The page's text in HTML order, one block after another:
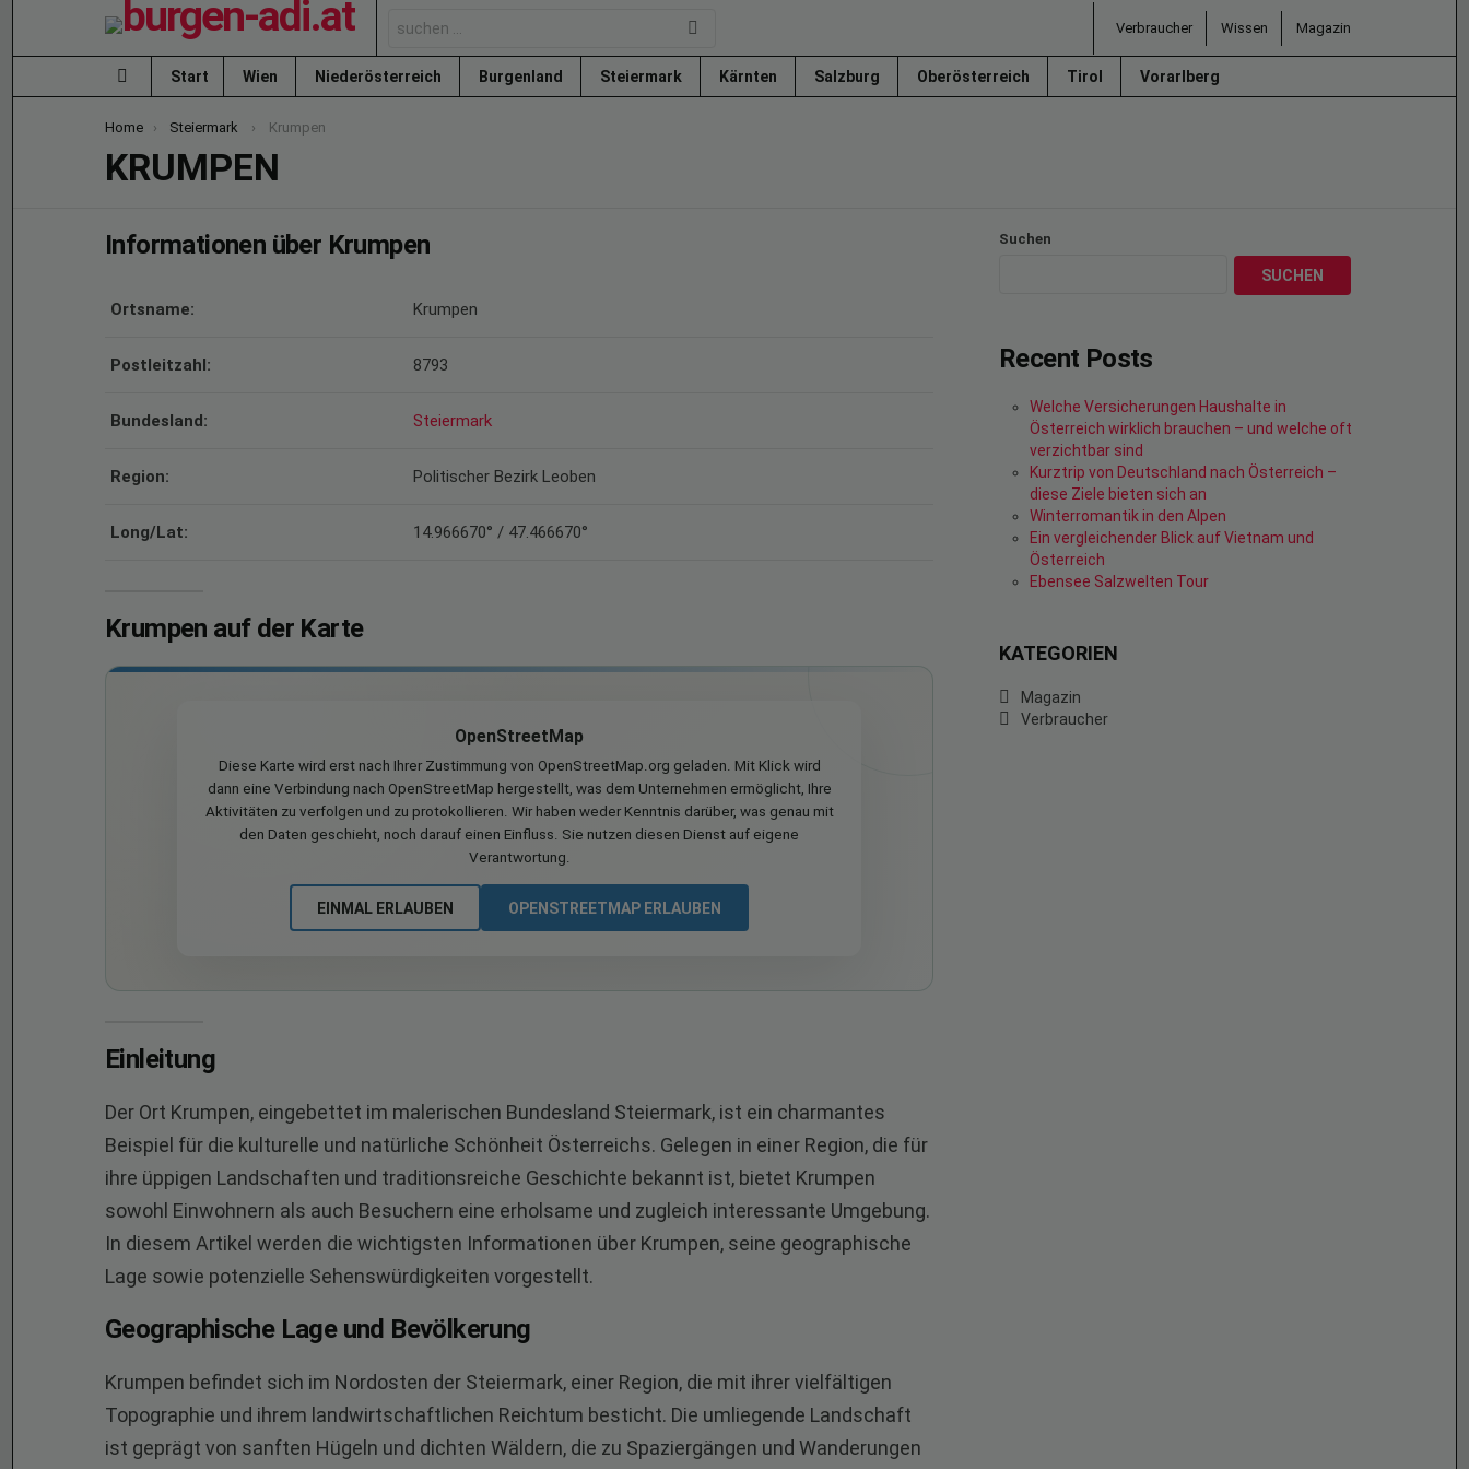
for:
Verbraucher Wissen Magazin
Menu
Start Wien Niederösterreich Burgenland Steiermark Kärnten Salzburg Oberösterreich Tirol Vorarlberg
You are here:
Home Steiermark Krumpen
KRUMPEN
Informationen über Krumpen
Ortsname: Krumpen
Postleitzahl: 8793
Bundesland: Steiermark
Region: Politischer Bezirk Leoben
Long/Lat: 14.966670° / 47.466670°
Krumpen auf der Karte
OpenStreetMap
Diese Karte wird erst nach Ihrer Zustimmung von OpenStreetMap.org geladen. Mit Klick wird
dann eine Verbindung nach OpenStreetMap hergestellt, was dem Unternehmen ermöglicht, Ihre
Aktivitäten zu verfolgen und zu protokollieren. Wir haben weder Kenntnis darüber, was genau mit
den Daten geschieht, noch darauf einen Einfluss. Sie nutzen diesen Dienst auf eigene
Verantwortung.
EINMAL ERLAUBEN OPENSTREETMAP ERLAUBEN
Einleitung
Der Ort Krumpen, eingebettet im malerischen Bundesland Steiermark, ist ein charmantes
Beispiel für die kulturelle und natürliche Schönheit Österreichs. Gelegen in einer Region, die für
ihre üppigen Landschaften und traditionsreiche Geschichte bekannt ist, bietet Krumpen
sowohl Einwohnern als auch Besuchern eine erholsame und zugleich interessante Umgebung.
In diesem Artikel werden die wichtigsten Informationen über Krumpen, seine geographische
Lage sowie potenzielle Sehenswürdigkeiten vorgestellt.
Geographische Lage und Bevölkerung
Krumpen befindet sich im Nordosten der Steiermark, einer Region, die mit ihrer vielfältigen
Topographie und ihrem landwirtschaftlichen Reichtum besticht. Die umliegende Landschaft
ist geprägt von sanften Hügeln und dichten Wäldern, die zu Spaziergängen und Wanderungen
Suchen
SUCHEN
Recent Posts
Welche Versicherungen Haushalte in
Österreich wirklich brauchen – und welche oft
verzichtbar sind
Kurztrip von Deutschland nach Österreich –
diese Ziele bieten sich an
Winterromantik in den Alpen
Ein vergleichender Blick auf Vietnam und
Österreich
Ebensee Salzwelten Tour
KATEGORIEN
Magazin
Verbraucher